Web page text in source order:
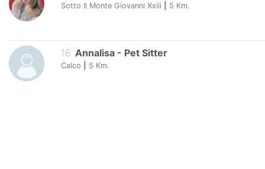
Sotto Il Monte Giovanni Xxiii 5 Km.
16 Annalisa - Pet Sitter
Calco 5 Km.